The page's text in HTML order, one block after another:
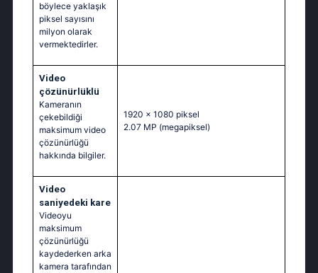
böylece yaklaşık
piksel sayısını
milyon olarak
vermektedirler.
Video
çözünürlüklü
Kameranın
çekebildiği
maksimum video
çözünürlüğü
hakkında bilgiler.
1920 x 1080 piksel
2.07 MP (megapiksel)
Video
saniyedeki kare
Videoyu
maksimum
çözünürlüğü
kaydederken arka
kamera tarafından